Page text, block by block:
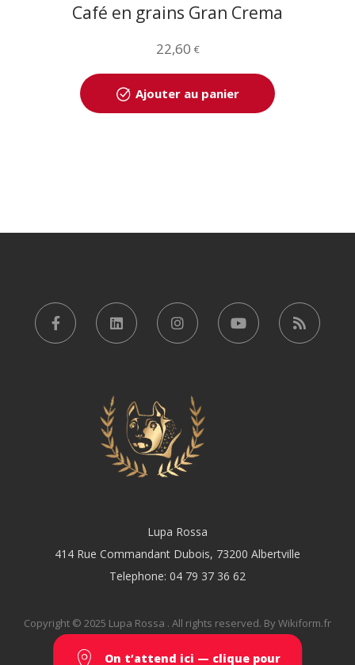
Café en grains Gran Crema
22,60 €
Ajouter au panier
Lupa Rossa
414 Rue Commandant Dubois, 73200 Albertville
Telephone: 04 79 37 36 62
Copyright © 2025 Lupa Rossa . All rights reserved. By Wikiform.fr
On t’attend ici — clique pour